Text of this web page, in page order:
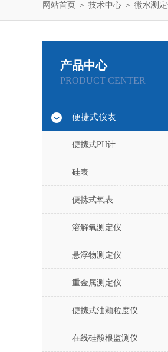
网站首页 ＞ 技术中心 ＞ 微水测
产品中心
PRODUCT CENTER
便捷式仪表
便携式PH计
硅表
便携式氧表
溶解氧测定仪
悬浮物测定仪
重金属测定仪
便携式油颗粒度仪
在线硅酸根监测仪